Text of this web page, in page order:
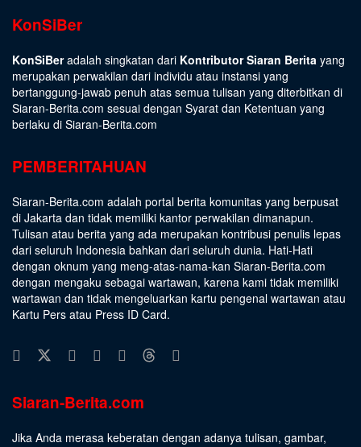
KonSiBer
KonSiBeradalah singkatan dari Kontributor Siaran Berita yang
merupakan perwakilan dari individu atau instansi yang
bertanggung-jawab penuh atas semua tulisan yang diterbitkan di
Siaran-Berita.com sesuai dengan Syarat dan Ketentuan yang
berlaku di Siaran-Berita.com
PEMBERITAHUAN
Siaran-Berita.com adalah portal berita komunitas yang berpusat
di Jakarta dan tidak memiliki kantor perwakilan dimanapun.
Tulisan atau berita yang ada merupakan kontribusi penulis lepas
dari seluruh Indonesia bahkan dari seluruh dunia. Hati-Hati
dengan oknum yang meng-atas-nama-kan Siaran-Berita.com
dengan mengaku sebagai wartawan, karena kami tidak memiliki
wartawan dan tidak mengeluarkan kartu pengenal wartawan atau
Kartu Pers atau Press ID Card.
Siaran-Berita.com
Jika Anda merasa keberatan dengan adanya tulisan, gambar,